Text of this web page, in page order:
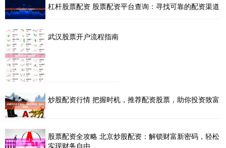
杠杆股票配资 股票配资平台查询：寻找可靠的配资渠道
武汉股票开户流程指南
炒股配资行情 把握时机，推荐配资股票，助你投资致富
股票配资全攻略 北京炒股配资：解锁财富新密码，轻松
实现财务自由